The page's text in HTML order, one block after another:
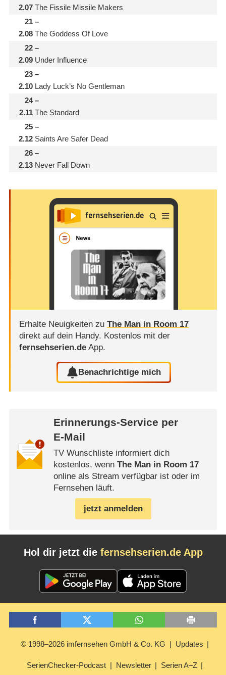
2.07 The Fissile Missile Makers
21
2.08
–
The Goddess Of Love
22
2.09
–
Under Influence
23
2.10
–
Lady Luck’s No Gentleman
24
2.11
–
The Standard
25
2.12
–
Saints Are Safer Dead
26
2.13
–
Never Fall Down
Erhalte Neuigkeiten zu The Man in Room 17
direkt auf dein Handy. Kostenlos mit der
fernsehserien.deApp.
Benachrichtige mich
Erinnerungs-Service per
E-Mail
TV Wunschliste informiert dich
kostenlos, wenn The Man in Room 17
online als Stream verfügbar ist oder im
Fernsehen läuft.
jetzt anmelden
Hol dir jetzt die fernsehserien.de App
© 1998–2026 imfernsehen GmbH & Co. KG Updates
SerienChecker-Podcast Newsletter Serien A–Z